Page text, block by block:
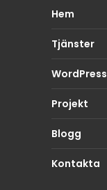
Hem
Tjänster
WordPress
Projekt
Blogg
Kontakta